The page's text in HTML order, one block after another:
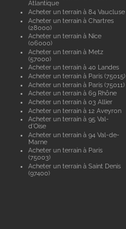
Atlantique
Acheter un terrain à 84 Vaucluse
Acheter un terrain à Chartres
(28000)
Acheter un terrain à Nice
(06000)
Acheter un terrain à Metz
(57000)
Acheter un terrain à 40 Landes
Acheter un terrain à Paris (75015)
Acheter un terrain à Paris (75011)
Acheter un terrain à 69 Rhône
Acheter un terrain à 03 Allier
Acheter un terrain à 12 Aveyron
Acheter un terrain à 95 Val-
d'Oise
Acheter un terrain à 94 Val-de-
Marne
Acheter un terrain à Paris
(75003)
Acheter un terrain à Saint Denis
(97400)